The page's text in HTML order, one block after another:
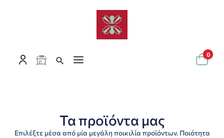
0
Τα προϊόντα μας
Επιλέξτε μέσα από μία μεγάλη ποικιλία προϊόντων. Ποιότητα